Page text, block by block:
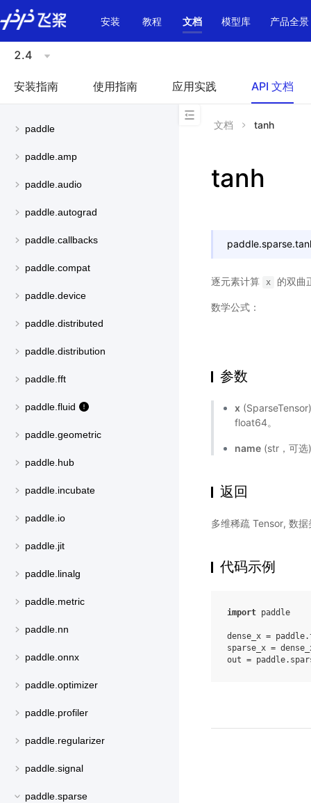
\u200E
安装
教程 文档 模型库 产品全景
2.4
安装指南 使用指南 应用实践 API 文档
paddle
paddle.amp
paddle.audio
paddle.autograd
paddle.callbacks
paddle.compat
paddle.device
paddle.distributed
paddle.distribution
paddle.fft
paddle.fluid
paddle.geometric
paddle.hub
paddle.incubate
paddle.io
paddle.jit
paddle.linalg
paddle.metric
paddle.nn
paddle.onnx
paddle.optimizer
paddle.profiler
paddle.regularizer
paddle.signal
paddle.sparse
文档 tanh
tanh
paddle.sparse.
逐元素计算 x 的双曲
数学公式：
参数
x
float64。
name (str，可
返回
多维稀疏 Tensor, 数
代码示例
import paddle
dense_x = paddle.
sparse_x =
out = paddle.